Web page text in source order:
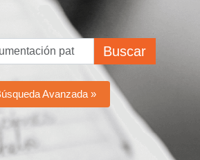
Buscar
Avanzada »